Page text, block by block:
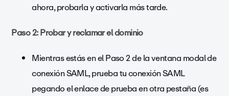
ahora, probarla y activarla más tarde.
Paso 2: Probar y reclamar el dominio
Mientras estás en el Paso 2 de la ventana modal de
conexión SAML, prueba tu conexión SAML
pegando el enlace de prueba en otra pestaña (es